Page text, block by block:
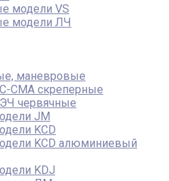
модели VS
модели ЛЧ
маневровые
СМА скреперные
червячные
JM
KCD
KCD алюминиевый
KDJ